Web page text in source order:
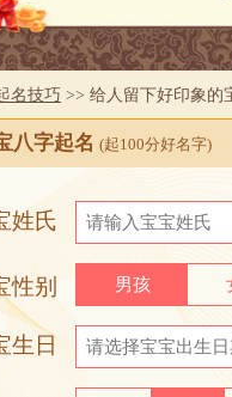
名技巧 >> 给人留下好印象的
八字起名 (起100分好名字)
姓氏
性别 男孩
生日